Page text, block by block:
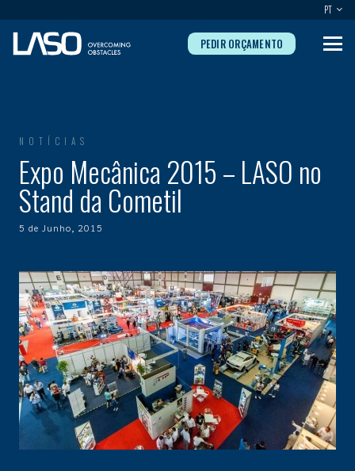
PT
PEDIR ORÇAMENTO
NOTÍCIAS
Expo Mecânica 2015 – LASO no
Stand da Cometil
5 de Junho, 2015